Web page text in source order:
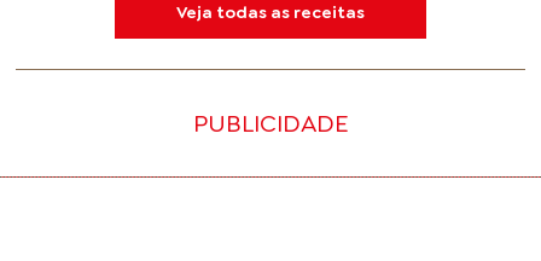
Veja todas as receitas
PUBLICIDADE